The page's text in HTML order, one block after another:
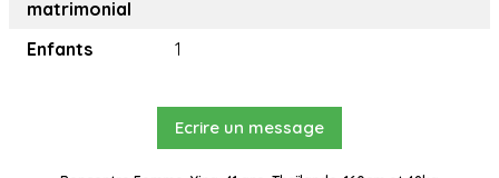
matrimonial
Enfants 1
Ecrire un message